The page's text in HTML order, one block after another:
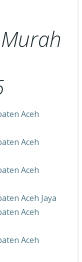
Aceh
Aceh
Aceh
Aceh Jaya
Aceh
Aceh